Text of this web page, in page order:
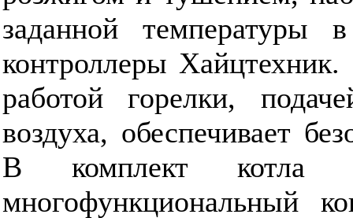
заданной температуры
контроллеры Хайцтехник.
работой горелки,
воздуха, обеспечивает
В комплект котла
многофункциональный